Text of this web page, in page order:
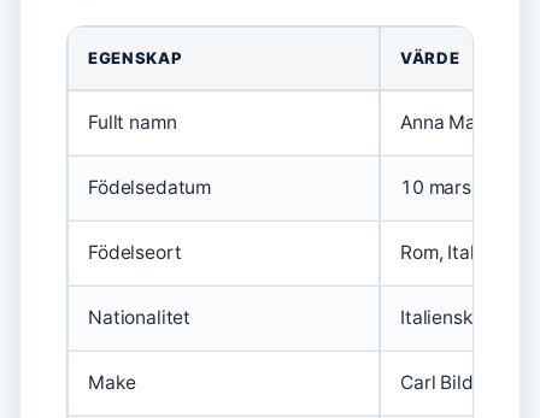
EGENSKAP VÄRDE
Fullt namn Anna Maria
Födelsedatum 10 mars 1963
Födelseort Rom, Italien
Nationalitet Italiensk och
Make Carl Bildt